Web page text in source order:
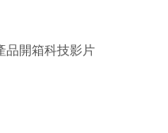
品開箱科技影片